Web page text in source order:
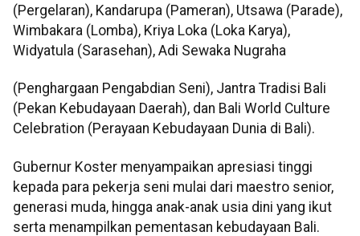
(Pergelaran), Kandarupa (Pameran), Utsawa (Parade),
Wimbakara (Lomba), Kriya Loka (Loka Karya),
Widyatula (Sarasehan), Adi Sewaka Nugraha
(Penghargaan Pengabdian Seni), Jantra Tradisi Bali
(Pekan Kebudayaan Daerah), dan Bali World Culture
Celebration (Perayaan Kebudayaan Dunia di Bali).
Gubernur Koster menyampaikan apresiasi tinggi
kepada para pekerja seni mulai dari maestro senior,
generasi muda, hingga anak-anak usia dini yang ikut
serta menampilkan pementasan kebudayaan Bali.